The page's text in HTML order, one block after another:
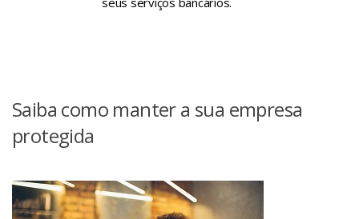
Saiba como manter a sua empresa
protegida